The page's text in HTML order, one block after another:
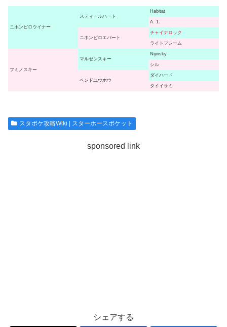
ニホンピロウイナー
スティールハート
Habitat
A. 1.
ニホンピロエバート
チャイナロック
ライトフレーム
フミノスキー
マルゼンスキー
Nijinsky
シル
ベンドユウホウ
ダイハード
タイイサミ
スタポケ攻略Wiki | スターホースポケット
sponsored link
シェアする